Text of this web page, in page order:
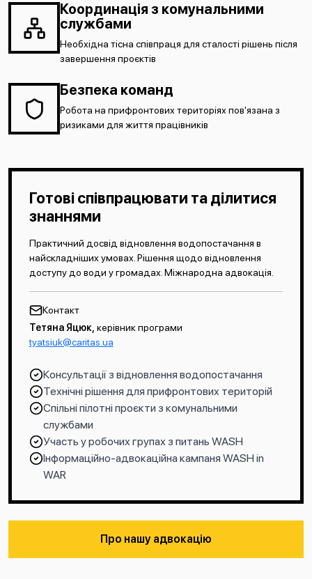
Координація з комунальними
службами
Необхідна тісна співпраця для сталості рішень після
завершення проєктів
Безпека команд
Робота на прифронтових територіях пов'язана з
ризиками для життя працівників
Готові співпрацювати та ділитися
знаннями
Практичний досвід відновлення водопостачання в
найскладніших умовах. Рішення щодо відновлення
доступу до води у громадах. Міжнародна адвокація.
Контакт
Тетяна Яцюк, керівник програми
tyatsiuk@caritas.ua
Консультації з відновлення водопостачання
Технічні рішення для прифронтових територій
Спільні пілотні проєкти з комунальними
службами
Участь у робочих групах з питань WASH
Інформаційно-адвокаційна кампаня WASH in
WAR
Про нашу адвокацію